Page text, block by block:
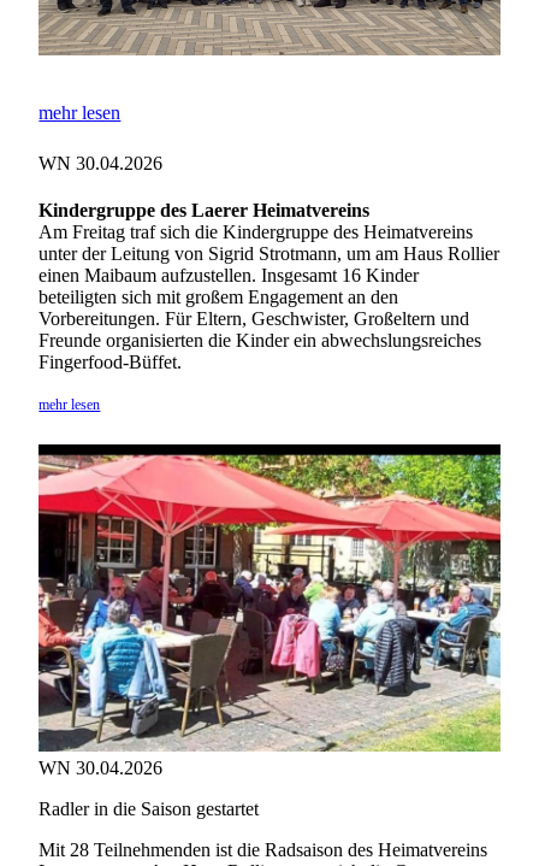
mehr lesen
WN 30.04.2026
Kindergruppe des Laerer Heimatvereins
Am Freitag traf sich die Kindergruppe des Heimatvereins
unter der Leitung von Sigrid Strotmann, um am Haus Rollier
einen Maibaum aufzustellen. Insgesamt 16 Kinder
beteiligten sich mit großem Engagement an den
Vorbereitungen. Für Eltern, Geschwister, Großeltern und
Freunde organisierten die Kinder ein abwechslungsreiches
Fingerfood-Büffet.
mehr lesen
WN 30.04.2026
Radler in die Saison gestartet
Mit 28 Teilnehmenden ist die Radsaison des Heimatvereins